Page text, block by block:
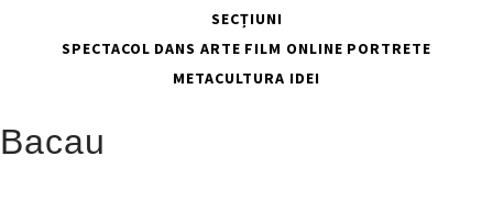
SECȚIUNI
SPECTACOL DANS ARTE FILM ONLINE PORTRETE
METACULTURA IDEI
Bacau